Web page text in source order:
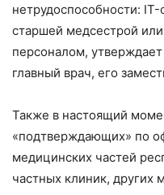
нетрудоспособности:
старшей медсестрой
персоналом,
главный врач, его
Также в настоящий
«подтверждающих» по
медицинских частей
частных клиник, других